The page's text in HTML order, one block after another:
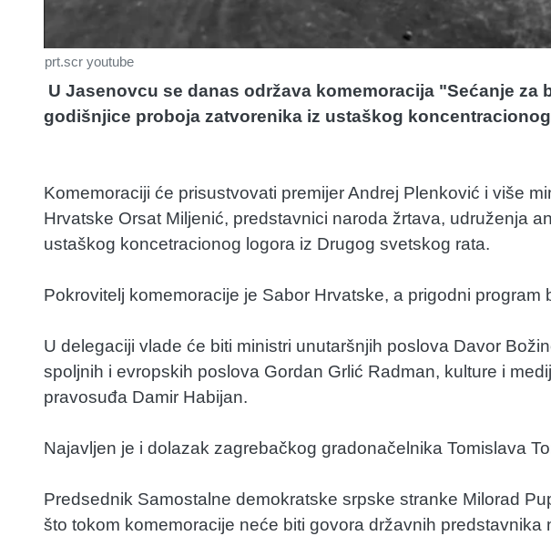
prt.scr youtube
U Jasenovcu se danas održava komemoracija "Sećanje za
godišnjice proboja zatvorenika iz ustaškog
Komemoraciji će prisustvovati premijer Andrej Plenković i više
Hrvatske Orsat Miljenić, predstavnici naroda žrtava, udruženja
ustaškog koncetracionog logora iz Drugog svetskog rata.
Pokrovitelj komemoracije je Sabor Hrvatske, a prigodni
U delegaciji vlade će biti ministri unutaršnjih poslova Davor
spoljnih i evropskih poslova Gordan Grlić Radman, kulture i
pravosuđa Damir Habijan.
Najavljen je i dolazak zagrebačkog gradonačelnika Tomislava
Predsednik Samostalne demokratske srpske stranke Milorad
što tokom komemoracije neće biti govora državnih predstavnika